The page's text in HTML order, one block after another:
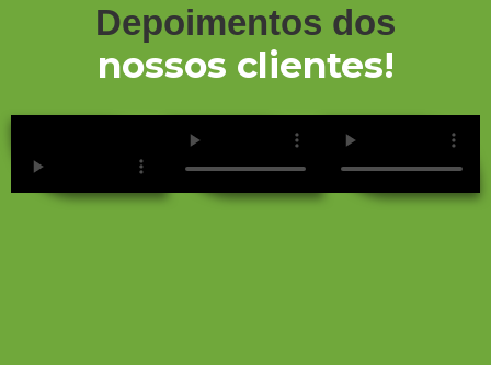
Depoimentos dos
nossos clientes!